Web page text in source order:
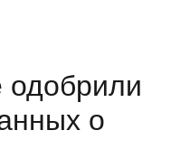
одобрили
о